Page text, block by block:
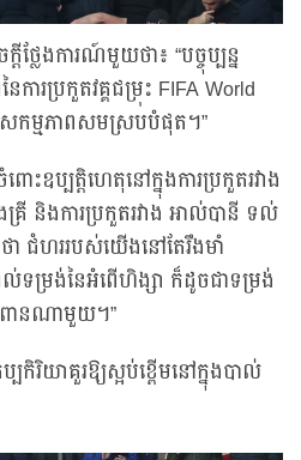
លែងការណ៍មួយថា៖ “បច្ចុប្បន្ន
ារប្រកួតវគ្គជម្រុះ FIFA World
ម្មភាពសមស្របបំផុត។”
ះឧប្បត្តិហេតុនៅក្នុងការប្រកួតរវាង
និងការប្រកួតរវាង អាល់បានី ទល់
ជំហររបស់យើងនៅតែរឹងមាំ
ាល់ទម្រង់នៃអំពើហិង្សា ក៏ដូចជាទម្រង់
ពានណាមួយ។”
បកិរិយាគួរឱ្យស្អប់ខ្ពើមនៅក្នុងបាល់